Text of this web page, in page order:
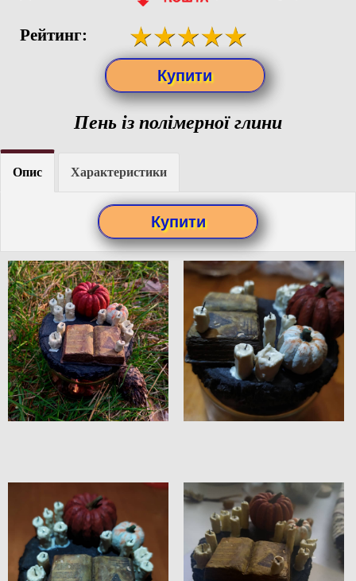
Рейтинг:
Пень із полімерної глини
Опис Характеристики